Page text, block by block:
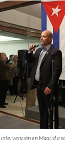
en Madrid a